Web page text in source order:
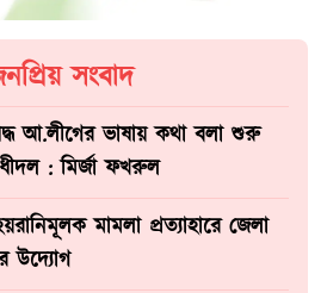
সংবাদ
আ.লীগের ভাষায় কথা বলা শুরু
: মির্জা ফখরুল
মামলা প্রত্যাহারে জেলা
উদ্যোগ